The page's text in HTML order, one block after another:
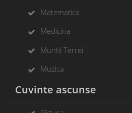
Matematica
Medicina
Muntii Terrei
Muzica
Cuvinte ascunse